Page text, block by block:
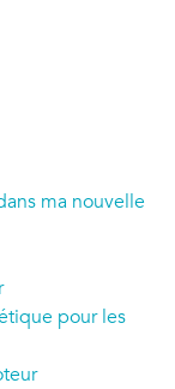
ma nouvelle
pour les